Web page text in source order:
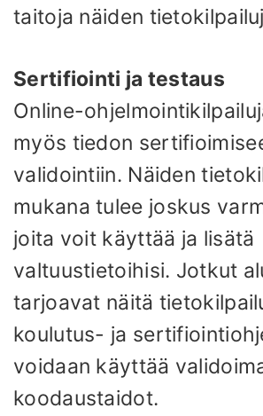
taitoja näiden
Sertifiointi ja testaus
Online-
myös tiedon
validointiin. Näiden
mukana tulee joskus
joita voit käyttää ja lisätä
valtuustietoihisi. Jotkut
tarjoavat näitä
koulutus- ja
voidaan käyttää
koodaustaidot.